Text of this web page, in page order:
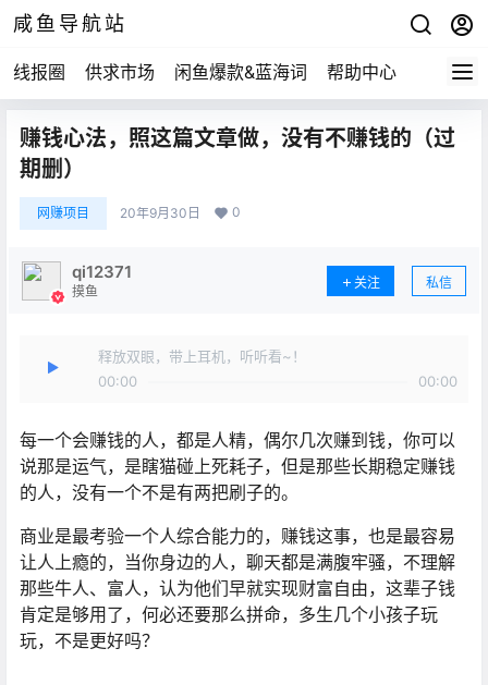
咸鱼导航站
线报圈 供求市场 闲鱼爆款&蓝海词 帮助中心
赚钱心法，照这篇文章做，没有不赚钱的（过
期删）
网赚项目 20年9月30日 0
qi12371
摸鱼
关注 私信
释放双眼，带上耳机，听听看~！
00:00
00:00
每一个会赚钱的人，都是人精，偶尔几次赚到钱，你可以
说那是运气，是瞎猫碰上死耗子，但是那些长期稳定赚钱
的人，没有一个不是有两把刷子的。
商业是最考验一个人综合能力的，赚钱这事，也是最容易
让人上瘾的，当你身边的人，聊天都是满腹牢骚，不理解
那些牛人、富人，认为他们早就实现财富自由，这辈子钱
肯定是够用了，何必还要那么拼命，多生几个小孩子玩
玩，不是更好吗？